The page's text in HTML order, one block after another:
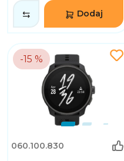
Dodaj
-15 %
060.100.830